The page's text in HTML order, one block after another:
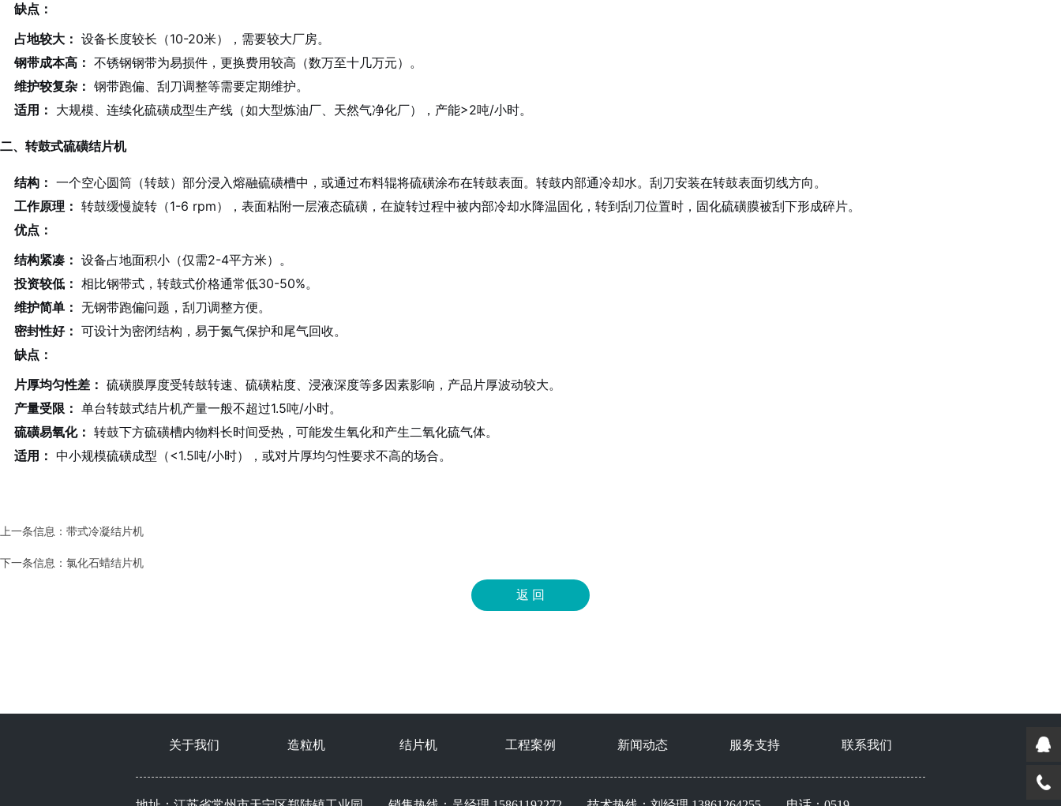
缺点：
占地较大： 设备长度较长（10-20米），需要较大厂房。
钢带成本高： 不锈钢钢带为易损件，更换费用较高（数万至十几万元）。
维护较复杂： 钢带跑偏、刮刀调整等需要定期维护。
适用： 大规模、连续化硫磺成型生产线（如大型炼油厂、天然气净化厂），产能>2吨/小时。
二、转鼓式硫磺结片机
结构： 一个空心圆筒（转鼓）部分浸入熔融硫磺槽中，或通过布料辊将硫磺涂布在转鼓表面。转鼓内部通冷却水。刮刀安装在转鼓表面切线方向。
工作原理： 转鼓缓慢旋转（1-6 rpm），表面粘附一层液态硫磺，在旋转过程中被内部冷却水降温固化，转到刮刀位置时，固化硫磺膜被刮下形成碎片。
优点：
结构紧凑： 设备占地面积小（仅需2-4平方米）。
投资较低： 相比钢带式，转鼓式价格通常低30-50%。
维护简单： 无钢带跑偏问题，刮刀调整方便。
密封性好： 可设计为密闭结构，易于氮气保护和尾气回收。
缺点：
片厚均匀性差： 硫磺膜厚度受转鼓转速、硫磺粘度、浸液深度等多因素影响，产品片厚波动较大。
产量受限： 单台转鼓式结片机产量一般不超过1.5吨/小时。
硫磺易氧化： 转鼓下方硫磺槽内物料长时间受热，可能发生氧化和产生二氧化硫气体。
适用： 中小规模硫磺成型（<1.5吨/小时），或对片厚均匀性要求不高的场合。
上一条信息： 带式冷凝结片机
下一条信息： 氯化石蜡结片机
关于我们 造粒机 结片机 工程案例 新闻动态 服务支持 联系我们